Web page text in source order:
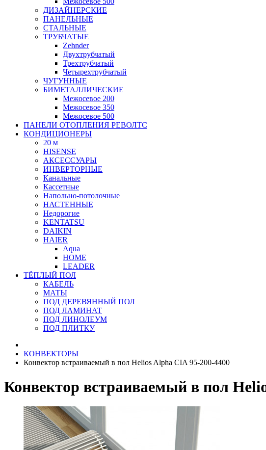
ДИЗАЙНЕРСКИЕ
ПАНЕЛЬНЫЕ
СТАЛЬНЫЕ
ТРУБЧАТЫЕ
Zehnder
Двухтрубчатый
Трехтрубчатый
Четырехтрубчатый
ЧУГУННЫЕ
БИМЕТАЛЛИЧЕСКИЕ
Межосевое 200
Межосевое 350
Межосевое 500
ПАНЕЛИ ОТОПЛЕНИЯ РЕВОЛТС
КОНДИЦИОНЕРЫ
20 м
HISENSE
АКСЕССУАРЫ
ИНВЕРТОРНЫЕ
Канальные
Кассетные
Напольно-потолочные
НАСТЕННЫЕ
Недорогие
KENTATSU
DAIKIN
HAIER
Aqua
HOME
LEADER
ТЁПЛЫЙ ПОЛ
КАБЕЛЬ
МАТЫ
ПОД ДЕРЕВЯННЫЙ ПОЛ
ПОД ЛАМИНАТ
ПОД ЛИНОЛЕУМ
ПОД ПЛИТКУ
КОНВЕКТОРЫ
Конвектор встраиваемый в пол Helios Alpha CIA 95-200-4400
Конвектор встраиваемый в пол